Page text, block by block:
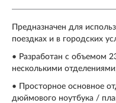
Предназначен для
поездках и в городских
• Разработан с объемом
несколькими
• Просторное основное
дюймового ноутбука /